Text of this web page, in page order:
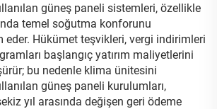
güneş paneli sistemleri, özellikle
temel soğutma konforunu
eder. Hükümet teşvikleri, vergi indirimleri
başlangıç yatırım maliyetlerini
bu nedenle klima ünitesini
güneş paneli kurulumları,
yıl arasında değişen geri ödeme